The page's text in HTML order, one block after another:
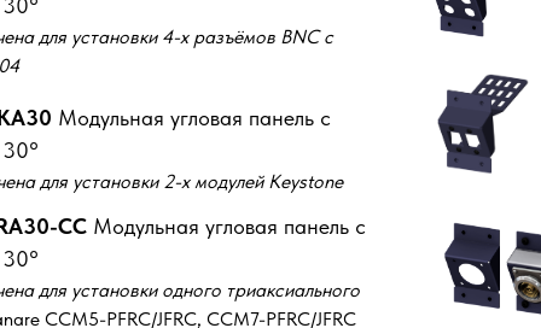
для установки 4-х разъёмов BNC с
для установки 2-х модулей Keystone
для установки одного триаксиального
CCM5-PFRC/JFRC, CCM7-PFRC/JFRC
Модульная угловая панель с
CC Модульная угловая панель с